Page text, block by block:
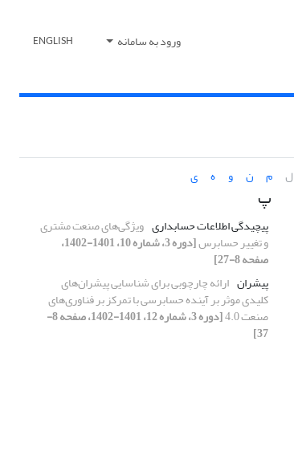
ورود به سامانه ENGLISH
ل م ن و ه ی
پ
پیچیدگی اطلاعات حسابداری ویژگی‌های صنعت مشتری
و تغییر حسابرس [دوره 3، شماره 10، 1401-1402،
صفحه 8-27]
پیشران ارائه چارچوبی برای شناسایی پیشران‌های
کلیدی موثر بر آینده حسابرسی با تمرکز بر فناوری‌های
صنعت 4.0 [دوره 3، شماره 12، 1401-1402، صفحه 8-
37]